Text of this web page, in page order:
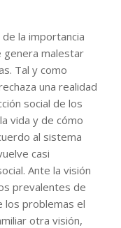
la importancia
genera malestar
Tal y como
una realidad
social de los
vida y de cómo
al sistema
casi
Ante la visión
prevalentes de
los problemas el
otra visión,